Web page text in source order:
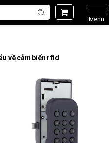
Menu
về cảm biến rfid